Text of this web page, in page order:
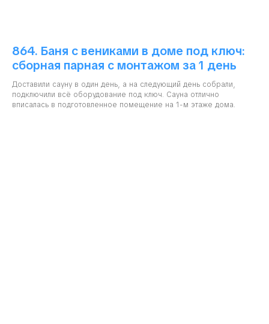
864. Баня с вениками в доме под ключ:
сборная парная с монтажом за 1 день
Доставили сауну в один день, а на следующий день собрали,
подключили всё оборудование под ключ. Сауна отлично
вписалась в подготовленное помещение на 1-м этаже дома.